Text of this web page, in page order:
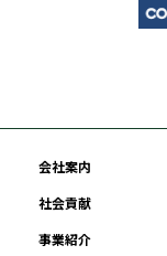
会社案内
社会貢献
事業紹介